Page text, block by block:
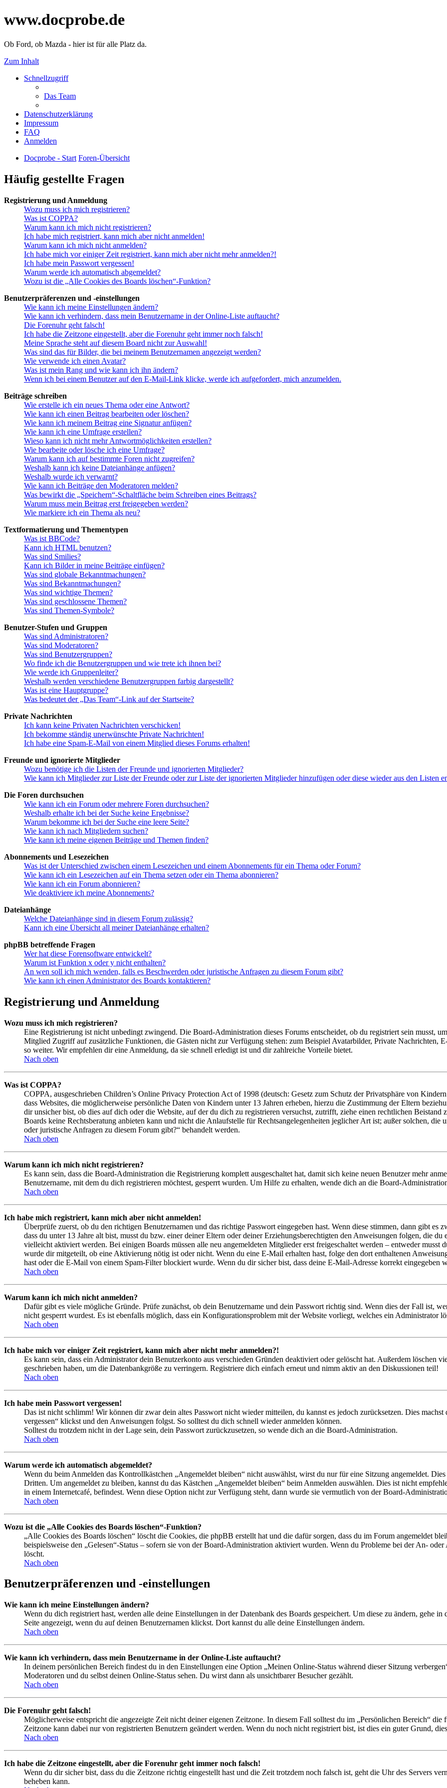
www.docprobe.de
Ob Ford, ob Mazda - hier ist für alle Platz da.
Zum Inhalt
Schnellzugriff
Das Team
Datenschutzerklärung
Impressum
FAQ
Anmelden
Docprobe - Start Foren-Übersicht
Häufig gestellte Fragen
Registrierung und Anmeldung
Wozu muss ich mich registrieren?
Was ist COPPA?
Warum kann ich mich nicht registrieren?
Ich habe mich registriert, kann mich aber nicht anmelden!
Warum kann ich mich nicht anmelden?
Ich habe mich vor einiger Zeit registriert, kann mich aber nicht mehr anmelden?!
Ich habe mein Passwort vergessen!
Warum werde ich automatisch abgemeldet?
Wozu ist die „Alle Cookies des Boards löschen“-Funktion?
Benutzerpräferenzen und -einstellungen
Wie kann ich meine Einstellungen ändern?
Wie kann ich verhindern, dass mein Benutzername in der Online-Liste auftaucht?
Die Forenuhr geht falsch!
Ich habe die Zeitzone eingestellt, aber die Forenuhr geht immer noch falsch!
Meine Sprache steht auf diesem Board nicht zur Auswahl!
Was sind das für Bilder, die bei meinem Benutzernamen angezeigt werden?
Wie verwende ich einen Avatar?
Was ist mein Rang und wie kann ich ihn ändern?
Wenn ich bei einem Benutzer auf den E-Mail-Link klicke, werde ich aufgefordert, mich anzumelden.
Beiträge schreiben
Wie erstelle ich ein neues Thema oder eine Antwort?
Wie kann ich einen Beitrag bearbeiten oder löschen?
Wie kann ich meinem Beitrag eine Signatur anfügen?
Wie kann ich eine Umfrage erstellen?
Wieso kann ich nicht mehr Antwortmöglichkeiten erstellen?
Wie bearbeite oder lösche ich eine Umfrage?
Warum kann ich auf bestimmte Foren nicht zugreifen?
Weshalb kann ich keine Dateianhänge anfügen?
Weshalb wurde ich verwarnt?
Wie kann ich Beiträge den Moderatoren melden?
Was bewirkt die „Speichern“-Schaltfläche beim Schreiben eines Beitrags?
Warum muss mein Beitrag erst freigegeben werden?
Wie markiere ich ein Thema als neu?
Textformatierung und Thementypen
Was ist BBCode?
Kann ich HTML benutzen?
Was sind Smilies?
Kann ich Bilder in meine Beiträge einfügen?
Was sind globale Bekanntmachungen?
Was sind Bekanntmachungen?
Was sind wichtige Themen?
Was sind geschlossene Themen?
Was sind Themen-Symbole?
Benutzer-Stufen und Gruppen
Was sind Administratoren?
Was sind Moderatoren?
Was sind Benutzergruppen?
Wo finde ich die Benutzergruppen und wie trete ich ihnen bei?
Wie werde ich Gruppenleiter?
Weshalb werden verschiedene Benutzergruppen farbig dargestellt?
Was ist eine Hauptgruppe?
Was bedeutet der „Das Team“-Link auf der Startseite?
Private Nachrichten
Ich kann keine Privaten Nachrichten verschicken!
Ich bekomme ständig unerwünschte Private Nachrichten!
Ich habe eine Spam-E-Mail von einem Mitglied dieses Forums erhalten!
Freunde und ignorierte Mitglieder
Wozu benötige ich die Listen der Freunde und ignorierten Mitglieder?
Wie kann ich Mitglieder zur Liste der Freunde oder zur Liste der ignorierten Mitglieder hinzufügen oder diese wieder aus den Listen
Die Foren durchsuchen
Wie kann ich ein Forum oder mehrere Foren durchsuchen?
Weshalb erhalte ich bei der Suche keine Ergebnisse?
Warum bekomme ich bei der Suche eine leere Seite?
Wie kann ich nach Mitgliedern suchen?
Wie kann ich meine eigenen Beiträge und Themen finden?
Abonnements und Lesezeichen
Was ist der Unterschied zwischen einem Lesezeichen und einem Abonnements für ein Thema oder Forum?
Wie kann ich ein Lesezeichen auf ein Thema setzen oder ein Thema abonnieren?
Wie kann ich ein Forum abonnieren?
Wie deaktiviere ich meine Abonnements?
Dateianhänge
Welche Dateianhänge sind in diesem Forum zulässig?
Kann ich eine Übersicht all meiner Dateianhänge erhalten?
phpBB betreffende Fragen
Wer hat diese Forensoftware entwickelt?
Warum ist Funktion x oder y nicht enthalten?
An wen soll ich mich wenden, falls es Beschwerden oder juristische Anfragen zu diesem Forum gibt?
Wie kann ich einen Administrator des Boards kontaktieren?
Registrierung und Anmeldung
Wozu muss ich mich registrieren?
Eine Registrierung ist nicht unbedingt zwingend. Die Board-Administration dieses Forums entscheidet, ob du registriert sein musst,
Mitglied Zugriff auf zusätzliche Funktionen, die Gästen nicht zur Verfügung stehen: zum Beispiel Avatarbilder, Private Nachrichten,
so weiter. Wir empfehlen dir eine Anmeldung, da sie schnell erledigt ist und dir zahlreiche Vorteile bietet.
Nach oben
Was ist COPPA?
COPPA, ausgeschrieben Children’s Online Privacy Protection Act of 1998 (deutsch: Gesetz zum Schutz der Privatsphäre von
dass Websites, die möglicherweise persönliche Daten von Kindern unter 13 Jahren erheben, hierzu die Zustimmung der Eltern
dir unsicher bist, ob dies auf dich oder die Website, auf der du dich zu registrieren versuchst, zutrifft, ziehe einen rechtlichen
Boards keine Rechtsberatung anbieten kann und nicht die Anlaufstelle für Rechtsangelegenheiten jeglicher Art ist; außer solchen,
oder juristische Anfragen zu diesem Forum gibt?“ behandelt werden.
Nach oben
Warum kann ich mich nicht registrieren?
Es kann sein, dass die Board-Administration die Registrierung komplett ausgeschaltet hat, damit sich keine neuen Benutzer mehr
Benutzername, mit dem du dich registrieren möchtest, gesperrt wurden. Um Hilfe zu erhalten, wende dich an die Board-
Nach oben
Ich habe mich registriert, kann mich aber nicht anmelden!
Überprüfe zuerst, ob du den richtigen Benutzernamen und das richtige Passwort eingegeben hast. Wenn diese stimmen, dann gibt es
dass du unter 13 Jahre alt bist, musst du bzw. einer deiner Eltern oder deiner Erziehungsberechtigten den Anweisungen folgen, die
vielleicht aktiviert werden. Bei einigen Boards müssen alle neu angemeldeten Mitglieder erst freigeschaltet werden – entweder musst
wurde dir mitgeteilt, ob eine Aktivierung nötig ist oder nicht. Wenn du eine E-Mail erhalten hast, folge den dort enthaltenen
hast oder die E-Mail von einem Spam-Filter blockiert wurde. Wenn du dir sicher bist, dass deine E-Mail-Adresse korrekt eingegeben
Nach oben
Warum kann ich mich nicht anmelden?
Dafür gibt es viele mögliche Gründe. Prüfe zunächst, ob dein Benutzername und dein Passwort richtig sind. Wenn dies der Fall ist,
nicht gesperrt wurdest. Es ist ebenfalls möglich, dass ein Konfigurationsproblem mit der Website vorliegt, welches ein Administrator
Nach oben
Ich habe mich vor einiger Zeit registriert, kann mich aber nicht mehr anmelden?!
Es kann sein, dass ein Administrator dein Benutzerkonto aus verschieden Gründen deaktiviert oder gelöscht hat. Außerdem löschen
geschrieben haben, um die Datenbankgröße zu verringern. Registriere dich einfach erneut und nimm aktiv an den Diskussionen teil!
Nach oben
Ich habe mein Passwort vergessen!
Das ist nicht schlimm! Wir können dir zwar dein altes Passwort nicht wieder mitteilen, du kannst es jedoch zurücksetzen. Dies
vergessen“ klickst und den Anweisungen folgst. So solltest du dich schnell wieder anmelden können.
Solltest du trotzdem nicht in der Lage sein, dein Passwort zurückzusetzen, so wende dich an die Board-Administration.
Nach oben
Warum werde ich automatisch abgemeldet?
Wenn du beim Anmelden das Kontrollkästchen „Angemeldet bleiben“ nicht auswählst, wirst du nur für eine Sitzung angemeldet.
Dritten. Um angemeldet zu bleiben, kannst du das Kästchen „Angemeldet bleiben“ beim Anmelden auswählen. Dies ist nicht
in einem Internetcafé, befindest. Wenn diese Option nicht zur Verfügung steht, dann wurde sie vermutlich von der Board-
Nach oben
Wozu ist die „Alle Cookies des Boards löschen“-Funktion?
„Alle Cookies des Boards löschen“ löscht die Cookies, die phpBB erstellt hat und die dafür sorgen, dass du im Forum angemeldet
beispielsweise den „Gelesen“-Status – sofern sie von der Board-Administration aktiviert wurden. Wenn du Probleme bei der An-
löscht.
Nach oben
Benutzerpräferenzen und -einstellungen
Wie kann ich meine Einstellungen ändern?
Wenn du dich registriert hast, werden alle deine Einstellungen in der Datenbank des Boards gespeichert. Um diese zu ändern, gehe
Seite angezeigt, wenn du auf deinen Benutzernamen klickst. Dort kannst du alle deine Einstellungen ändern.
Nach oben
Wie kann ich verhindern, dass mein Benutzername in der Online-Liste auftaucht?
In deinem persönlichen Bereich findest du in den Einstellungen eine Option „Meinen Online-Status während dieser Sitzung
Moderatoren und du selbst deinen Online-Status sehen. Du wirst dann als unsichtbarer Besucher gezählt.
Nach oben
Die Forenuhr geht falsch!
Möglicherweise entspricht die angezeigte Zeit nicht deiner eigenen Zeitzone. In diesem Fall solltest du im „Persönlichen Bereich“
Zeitzone kann dabei nur von registrierten Benutzern geändert werden. Wenn du noch nicht registriert bist, ist dies ein guter Grund,
Nach oben
Ich habe die Zeitzone eingestellt, aber die Forenuhr geht immer noch falsch!
Wenn du dir sicher bist, dass du die Zeitzone richtig eingestellt hast und die Zeit trotzdem noch falsch ist, geht die Uhr des Servers
beheben kann.